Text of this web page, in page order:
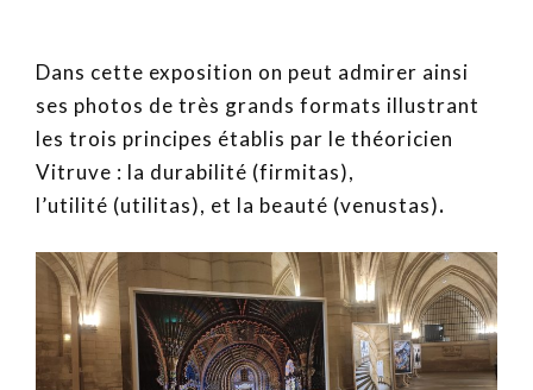
Dans cette exposition on peut admirer ainsi
ses photos de très grands formats illustrant
les trois principes établis par le théoricien
Vitruve : la durabilité (firmitas),
l’utilité (utilitas), et la beauté (venustas).